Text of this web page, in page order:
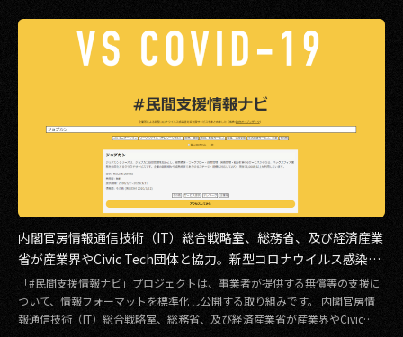
2016
2015
2014
2013
2012
2011
2010
2009
内閣官房情報通信技術（IT）総合戦略室、総務省、及び経済産業
省が産業界やCivic Tech団体と協力。新型コロナウイルス感染症
対策に対応した企業による支援情報等のデータを標準化し、公開
する「#民間支援情報ナビ」にジョブカンが登録されました。
「#民間支援情報ナビ」プロジェクトは、事業者が提供する無償等の支援に
ついて、情報フォーマットを標準化し公開する取り組みです。 内閣官房情
報通信技術（IT）総合戦略室、総務省、及び経済産業省が産業界やCivic